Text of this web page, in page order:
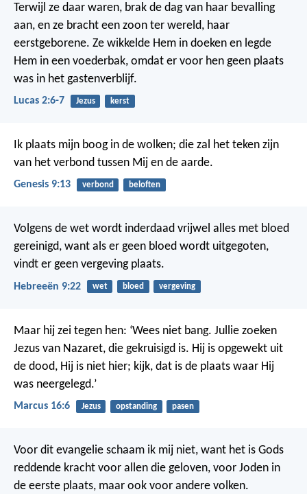
Terwijl ze daar waren, brak de dag van haar bevalling
aan, en ze bracht een zoon ter wereld, haar
eerstgeborene. Ze wikkelde Hem in doeken en legde
Hem in een voederbak, omdat er voor hen geen plaats
was in het gastenverblijf.
Lucas 2:6-7 Jezus kerst
Ik plaats mijn boog in de wolken; die zal het teken zijn
van het verbond tussen Mij en de aarde.
Genesis 9:13 verbond beloften
Volgens de wet wordt inderdaad vrijwel alles met bloed
gereinigd, want als er geen bloed wordt uitgegoten,
vindt er geen vergeving plaats.
Hebreeën 9:22 wet bloed vergeving
Maar hij zei tegen hen: ‘Wees niet bang. Jullie zoeken
Jezus van Nazaret, die gekruisigd is. Hij is opgewekt uit
de dood, Hij is niet hier; kijk, dat is de plaats waar Hij
was neergelegd.’
Marcus 16:6 Jezus opstanding pasen
Voor dit evangelie schaam ik mij niet, want het is Gods
reddende kracht voor allen die geloven, voor Joden in
de eerste plaats, maar ook voor andere volken.